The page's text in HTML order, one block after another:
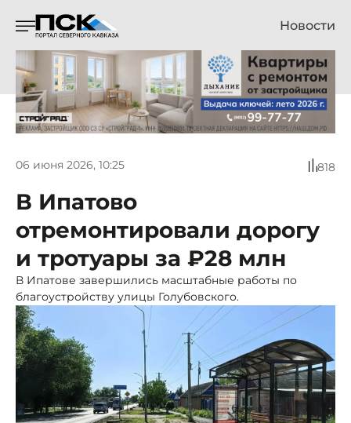
Новости
06 июня 2026, 10:25 818
В Ипатово
отремонтировали дорогу
и тротуары за ₽28 млн
В Ипатове завершились масштабные работы по
благоустройству улицы Голубовского.